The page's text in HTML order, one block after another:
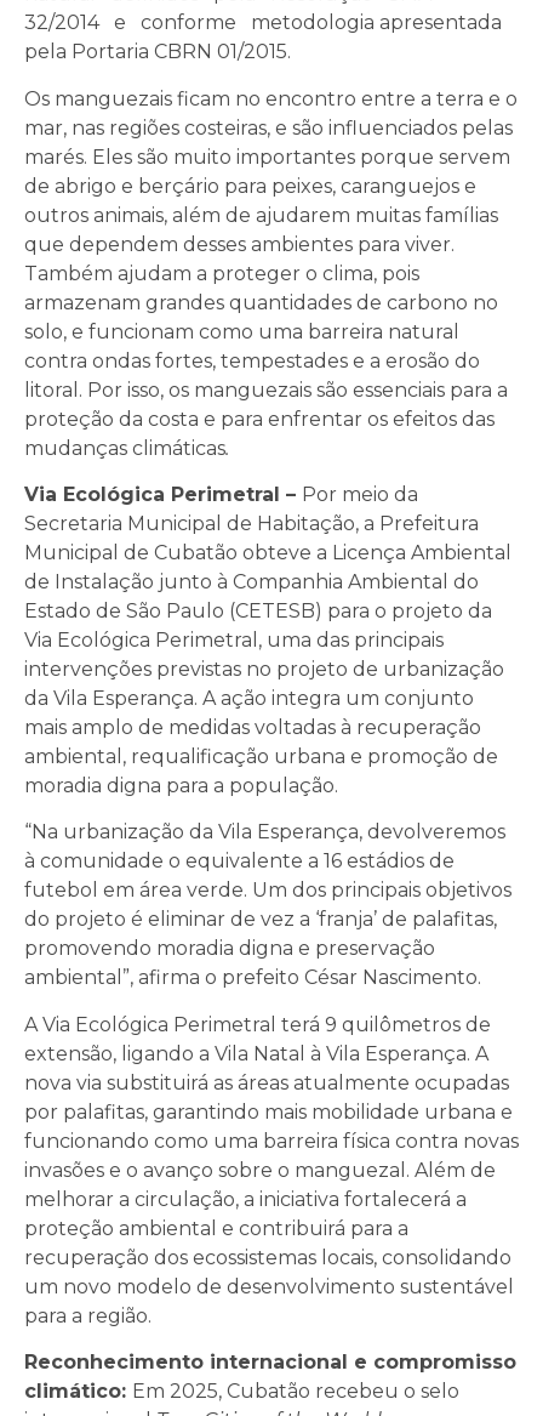
32/2014 e conforme metodologia apresentada
pela Portaria CBRN 01/2015.
Os manguezais ficam no encontro entre a terra e o
mar, nas regiões costeiras, e são influenciados pelas
marés. Eles são muito importantes porque servem
de abrigo e berçário para peixes, caranguejos e
outros animais, além de ajudarem muitas famílias
que dependem desses ambientes para viver.
Também ajudam a proteger o clima, pois
armazenam grandes quantidades de carbono no
solo, e funcionam como uma barreira natural
contra ondas fortes, tempestades e a erosão do
litoral. Por isso, os manguezais são essenciais para a
proteção da costa e para enfrentar os efeitos das
mudanças climáticas.
Via Ecológica Perimetral – Por meio da
Secretaria Municipal de Habitação, a Prefeitura
Municipal de Cubatão obteve a Licença Ambiental
de Instalação junto à Companhia Ambiental do
Estado de São Paulo (CETESB) para o projeto da
Via Ecológica Perimetral, uma das principais
intervenções previstas no projeto de urbanização
da Vila Esperança. A ação integra um conjunto
mais amplo de medidas voltadas à recuperação
ambiental, requalificação urbana e promoção de
moradia digna para a população.
“Na urbanização da Vila Esperança, devolveremos
à comunidade o equivalente a 16 estádios de
futebol em área verde. Um dos principais objetivos
do projeto é eliminar de vez a ‘franja’ de palafitas,
promovendo moradia digna e preservação
ambiental”, afirma o prefeito César Nascimento.
A Via Ecológica Perimetral terá 9 quilômetros de
extensão, ligando a Vila Natal à Vila Esperança. A
nova via substituirá as áreas atualmente ocupadas
por palafitas, garantindo mais mobilidade urbana e
funcionando como uma barreira física contra novas
invasões e o avanço sobre o manguezal. Além de
melhorar a circulação, a iniciativa fortalecerá a
proteção ambiental e contribuirá para a
recuperação dos ecossistemas locais, consolidando
um novo modelo de desenvolvimento sustentável
para a região.
Reconhecimento internacional e compromisso
climático: Em 2025, Cubatão recebeu o selo